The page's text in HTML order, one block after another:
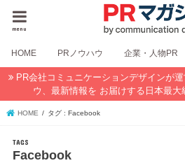
menu
HOME PRノウハウ 企業・人物PR
PR会社コミュニケーションデザインが
ウ、最新情報を お届けする日本最大
HOME タグ : Facebook
Facebook